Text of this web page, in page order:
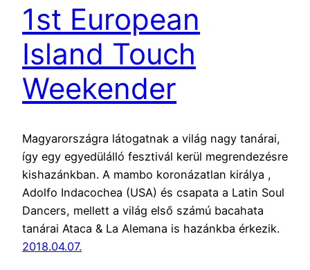
1st European
Island Touch
Weekender
Magyarországra látogatnak a világ nagy tanárai,
így egy egyedülálló fesztivál kerül megrendezésre
kishazánkban. A mambo koronázatlan királya ,
Adolfo Indacochea (USA) és csapata a Latin Soul
Dancers, mellett a világ első számú bacahata
tanárai Ataca & La Alemana is hazánkba érkezik.
2018.04.07.